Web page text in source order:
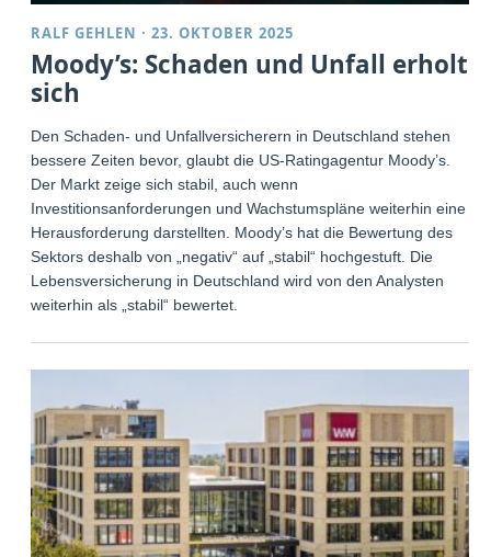
RALF GEHLEN ·23. OKTOBER 2025
Moody’s: Schaden und Unfall erholt
sich
Den Schaden- und Unfallversicherern in Deutschland stehen
bessere Zeiten bevor, glaubt die US-Ratingagentur Moody’s.
Der Markt zeige sich stabil, auch wenn
Investitionsanforderungen und Wachstumspläne weiterhin eine
Herausforderung darstellten. Moody’s hat die Bewertung des
Sektors deshalb von „negativ“ auf „stabil“ hochgestuft. Die
Lebensversicherung in Deutschland wird von den Analysten
weiterhin als „stabil“ bewertet.